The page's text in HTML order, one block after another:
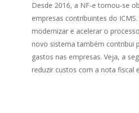
Desde 2016, a NF-e tornou-se
empresas contribuintes do
modernizar e acelerar o
novo sistema também contribui
gastos nas empresas. Veja, a
reduzir custos com a nota fiscal